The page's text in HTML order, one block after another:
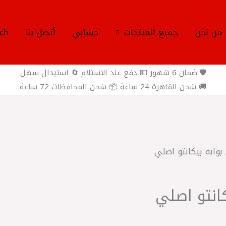
من نحن جميع المنتجات حسابي أتصل بنا
🛡️ ضمان 6 شهور 💵 دفع عند الاستلام 🔄 استبدال سهل
🚚 شحن القاهرة 24 ساعة 📦 شحن المحافظات 72 ساعة
بيكانتو اصلي
اصلي